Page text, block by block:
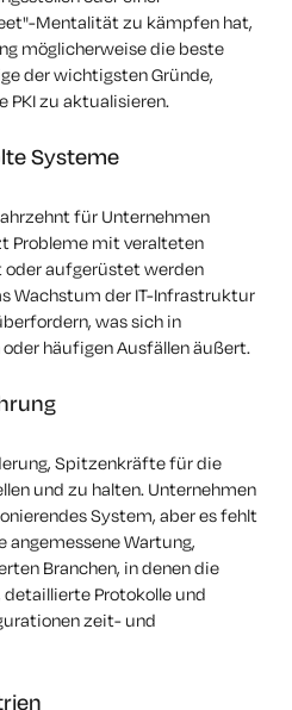
Mentalität zu kämpfen hat,
möglicherweise die beste
der wichtigsten Gründe,
PKI zu aktualisieren.
Systeme
für Unternehmen
Probleme mit veralteten
oder aufgerüstet werden
Wachstum der IT-Infrastruktur
was sich in
häufigen Ausfällen äußert.
Spitzenkräfte für die
und zu halten. Unternehmen
System, aber es fehlt
angemessene Wartung,
Branchen, in denen die
Protokolle und
zeit- und